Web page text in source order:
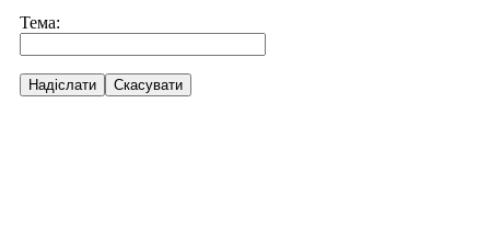
Тема:
Надіслати Скасувати